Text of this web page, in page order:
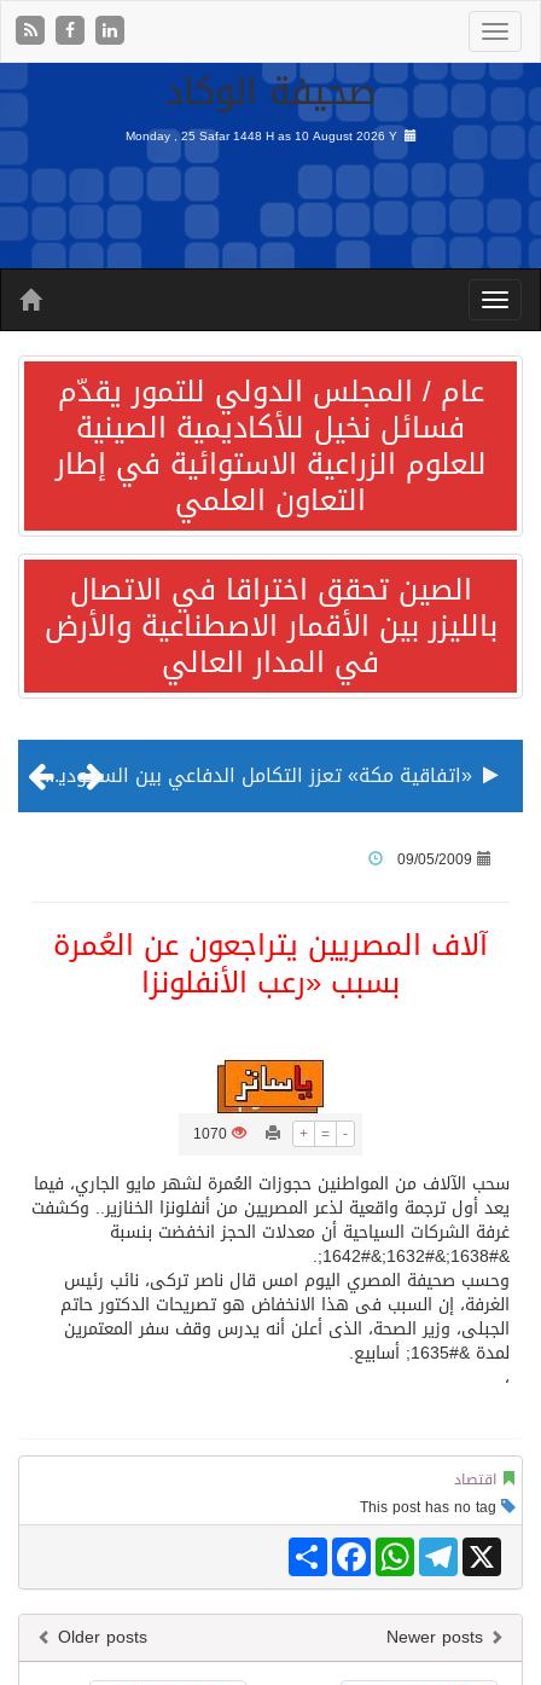
صحيفة الوكاد
Monday , 25 Safar 1448 H as10 August 2026 Y
عام / المجلس الدولي للتمور يقدّم
فسائل نخيل للأكاديمية الصينية
للعلوم الزراعية الاستوائية في إطار
التعاون العلمي
الصين تحقق اختراقا في الاتصال
بالليزر بين الأقمار الاصطناعية والأرض
في المدار العالي
«اتفاقية مكة» تعزز التكامل الدفاعي بين السعودية وتركيا وباكستان
تسليم 248 حافلة سياحية صينية فاخرة مخصصة للسوق السعودية
ثلة من الضابطات في الجييش الكويتي
09/05/2009
آلاف المصريين يتراجعون عن العُمرة
بسبب «رعب الأنفلونزا
+ = -
1070
سحب الآلاف من المواطنين حجوزات العُمرة لشهر مايو الجاري، فيما
يعد أول ترجمة واقعية لذعر المصريين من أنفلونزا الخنازير.. وكشفت
غرفة الشركات السياحية أن معدلات الحجز انخفضت بنسبة
&#1638;&#1632;&#1642;.
وحسب صحيفة المصري اليوم امس قال ناصر تركى، نائب رئيس
الغرفة، إن السبب فى هذا الانخفاض هو تصريحات الدكتور حاتم
الجبلى، وزير الصحة، الذى أعلن أنه يدرس وقف سفر المعتمرين
لمدة &#1635; أسابيع.
،
اقتصاد
Share
FacebookWhatsAppTelegram X
Older posts